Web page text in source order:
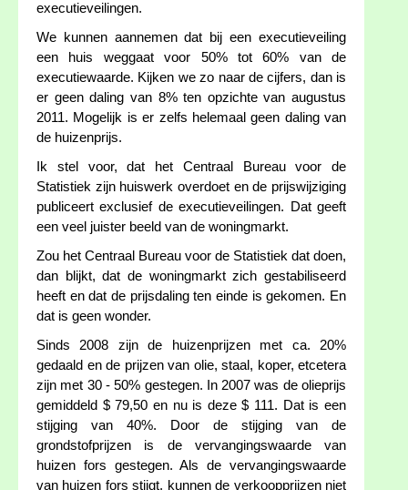
executieveilingen.
We kunnen aannemen dat bij een executieveiling
een huis weggaat voor 50% tot 60% van de
executiewaarde. Kijken we zo naar de cijfers, dan is
er geen daling van 8% ten opzichte van augustus
2011. Mogelijk is er zelfs helemaal geen daling van
de huizenprijs.
Ik stel voor, dat het Centraal Bureau voor de
Statistiek zijn huiswerk overdoet en de prijswijziging
publiceert exclusief de executieveilingen. Dat geeft
een veel juister beeld van de woningmarkt.
Zou het Centraal Bureau voor de Statistiek dat doen,
dan blijkt, dat de woningmarkt zich gestabiliseerd
heeft en dat de prijsdaling ten einde is gekomen. En
dat is geen wonder.
Sinds 2008 zijn de huizenprijzen met ca. 20%
gedaald en de prijzen van olie, staal, koper, etcetera
zijn met 30 - 50% gestegen. In 2007 was de olieprijs
gemiddeld $ 79,50 en nu is deze $ 111. Dat is een
stijging van 40%. Door de stijging van de
grondstofprijzen is de vervangingswaarde van
huizen fors gestegen. Als de vervangingswaarde
van huizen fors stijgt, kunnen de verkoopprijzen niet